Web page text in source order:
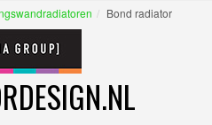
Bond radiator